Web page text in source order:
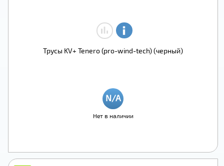
Трусы KV+ Tenero (pro-wind-tech) (черный)
Нет в наличии